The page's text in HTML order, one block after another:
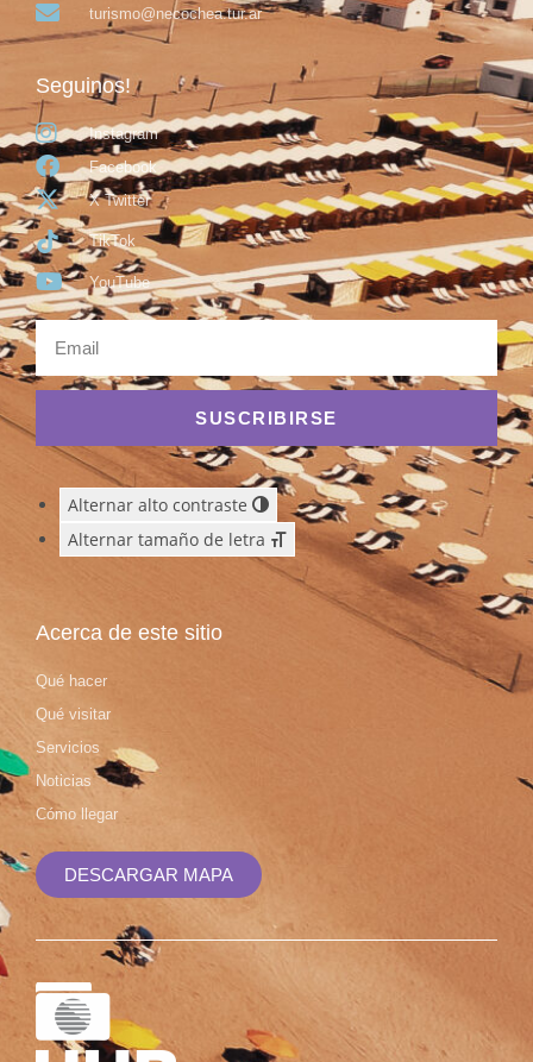
turismo@necochea.tur.ar
Seguinos!
Instagram
Facebook
X Twitter
TikTok
YouTube
SUSCRIBIRSE
Alternar alto contraste
Alternar tamaño de letra
Acerca de este sitio
Qué hacer
Qué visitar
Servicios
Noticias
Cómo llegar
DESCARGAR MAPA